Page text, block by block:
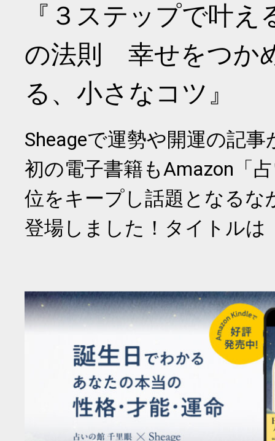
『３ステップで叶
の法則 幸せをつか
る、小さなコツ』
Sheageで運勢や開運の記
初の電子書籍もAmazon「
位をキープし話題となるな
登場しました！タイトルは